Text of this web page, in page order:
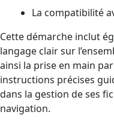
La compatibilité
Cette démarche inclut
langage clair sur
ainsi la prise en main
instructions précises
dans la gestion de ses
navigation.